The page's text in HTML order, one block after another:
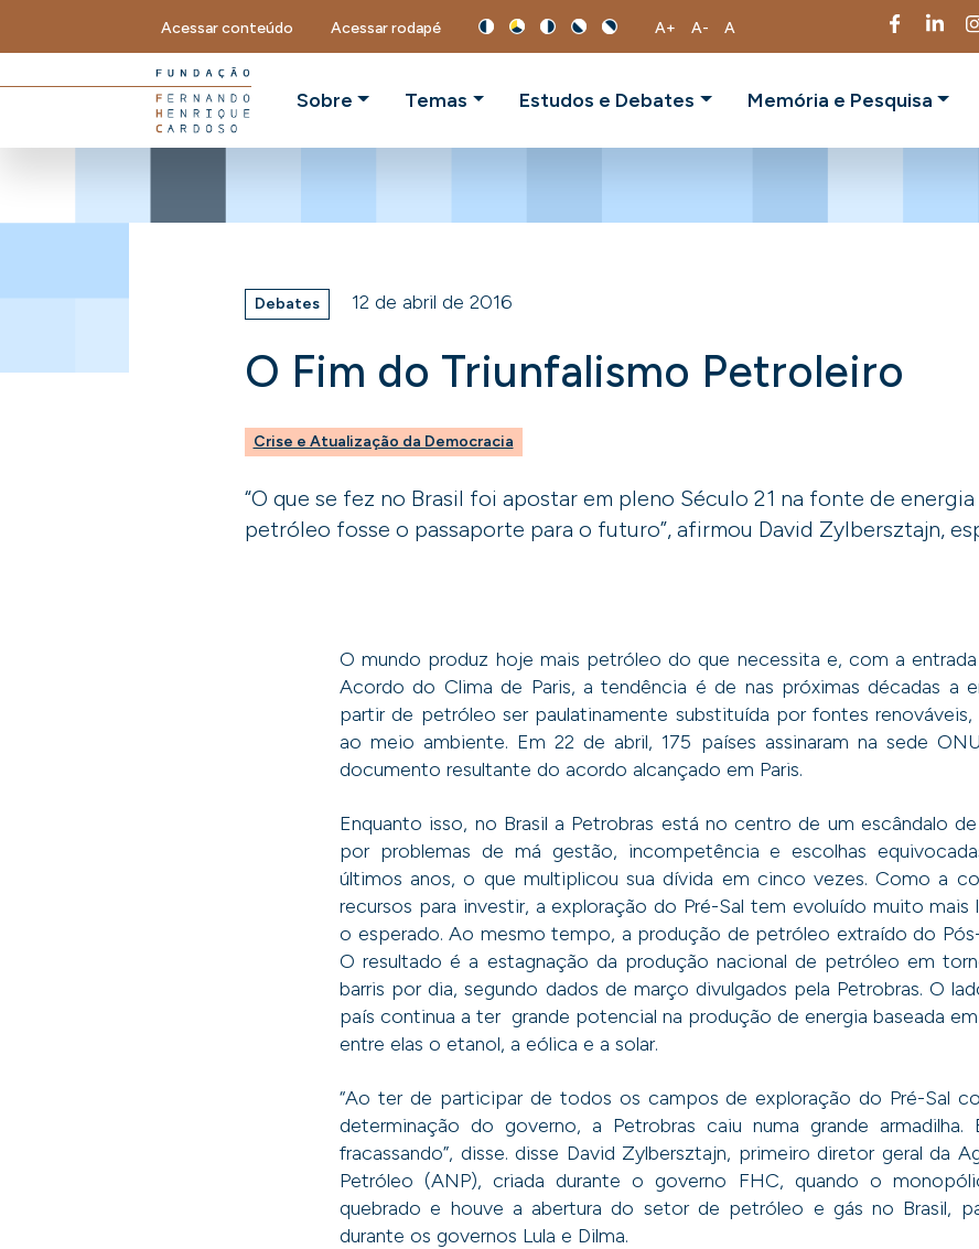
Acessar conteúdo Acessar rodapé A+ A- A
Sobre Temas Estudos e Debates Memória e Pesquisa
Debates 12 de abril de 2016
O Fim do Triunfalismo Petroleiro
Crise e Atualização da Democracia
“O que se fez no Brasil foi apostar em pleno Século 21 na fonte de
petróleo fosse o passaporte para o futuro”, afirmou David Zylbersztajn,
O mundo produz hoje mais petróleo do que necessita e, com a
Acordo do Clima de Paris, a tendência é de nas próximas décadas a
partir de petróleo ser paulatinamente substituída por fontes renováveis,
ao meio ambiente. Em 22 de abril, 175 países assinaram na sede
documento resultante do acordo alcançado em Paris.
Enquanto isso, no Brasil a Petrobras está no centro de um escândalo
por problemas de má gestão, incompetência e escolhas
últimos anos, o que multiplicou sua dívida em cinco vezes. Como a
recursos para investir, a exploração do Pré-Sal tem evoluído muito
o esperado. Ao mesmo tempo, a produção de petróleo extraído do
O resultado é a estagnação da produção nacional de petróleo em
barris por dia, segundo dados de março divulgados pela Petrobras. O
país continua a ter grande potencial na produção de energia baseada
entre elas o etanol, a eólica e a solar.
“Ao ter de participar de todos os campos de exploração do Pré-Sal
determinação do governo, a Petrobras caiu numa grande armadilha.
fracassando”, disse. disse David Zylbersztajn, primeiro diretor geral da
Petróleo (ANP), criada durante o governo FHC, quando o
quebrado e houve a abertura do setor de petróleo e gás no Brasil,
durante os governos Lula e Dilma.